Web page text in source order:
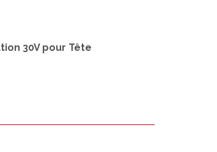
30V pour Tête